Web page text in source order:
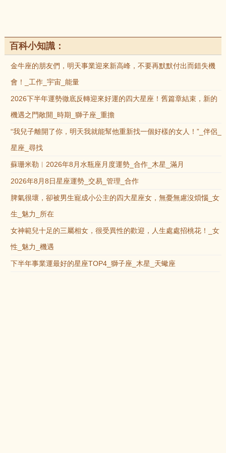
百科小知識：
金牛座的朋友們，明天事業迎來新高峰，不要再默默付出而錯失機
會！_工作_宇宙_能量
2026下半年運勢徹底反轉迎來好運的四大星座！舊篇章結束，新的
機遇之門敞開_時期_獅子座_重擔
“我兒子離開了你，明天我就能幫他重新找一個好樣的女人！”_伴侶_
星座_尋找
蘇珊米勒︱2026年8月水瓶座月度運勢_合作_木星_滿月
2026年8月8日星座運勢_交易_管理_合作
脾氣很壞，卻被男生寵成小公主的四大星座女，無憂無慮沒煩惱_女
生_魅力_所在
女神範兒十足的三屬相女，很受異性的歡迎，人生處處招桃花！_女
性_魅力_機遇
下半年事業運最好的星座TOP4_獅子座_木星_天蠍座